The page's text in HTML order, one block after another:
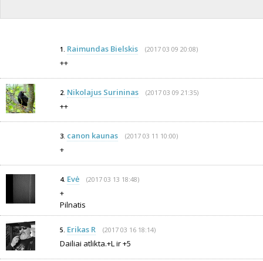
1. Raimundas Bielskis (2017 03 09 20:08)
++
2. Nikolajus Surininas (2017 03 09 21:35)
++
3. canon kaunas (2017 03 11 10:00)
+
4. Evė (2017 03 13 18:48)
+
Pilnatis
5. Erikas R (2017 03 16 18:14)
Dailiai atlikta.+L ir +5